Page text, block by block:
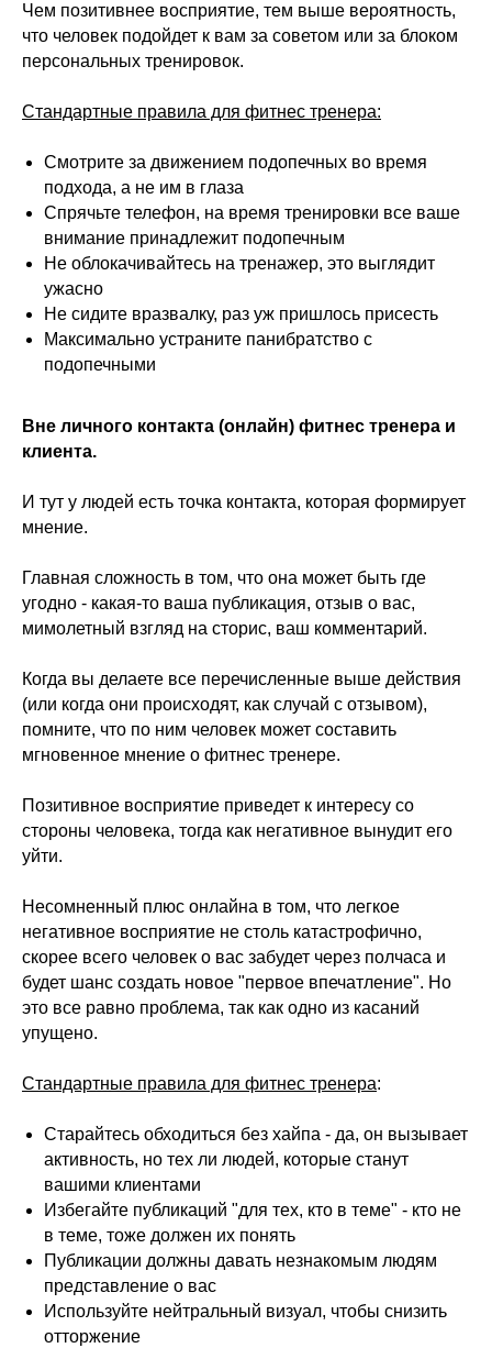
Чем позитивнее восприятие, тем выше вероятность,
что человек подойдет к вам за советом или за блоком
персональных тренировок.
Стандартные правила для фитнес тренера:
Смотрите за движением подопечных во время
подхода, а не им в глаза
Спрячьте телефон, на время тренировки все ваше
внимание принадлежит подопечным
Не облокачивайтесь на тренажер, это выглядит
ужасно
Не сидите вразвалку, раз уж пришлось присесть
Максимально устраните панибратство с
подопечными
Вне личного контакта (онлайн) фитнес тренера и
клиента.
И тут у людей есть точка контакта, которая формирует
мнение.
Главная сложность в том, что она может быть где
угодно - какая-то ваша публикация, отзыв о вас,
мимолетный взгляд на сторис, ваш комментарий.
Когда вы делаете все перечисленные выше действия
(или когда они происходят, как случай с отзывом),
помните, что по ним человек может составить
мгновенное мнение о фитнес тренере.
Позитивное восприятие приведет к интересу со
стороны человека, тогда как негативное вынудит его
уйти.
Несомненный плюс онлайна в том, что легкое
негативное восприятие не столь катастрофично,
скорее всего человек о вас забудет через полчаса и
будет шанс создать новое "первое впечатление". Но
это все равно проблема, так как одно из касаний
упущено.
Стандартные правила для фитнес тренера:
Старайтесь обходиться без хайпа - да, он вызывает
активность, но тех ли людей, которые станут
вашими клиентами
Избегайте публикаций "для тех, кто в теме" - кто не
в теме, тоже должен их понять
Публикации должны давать незнакомым людям
представление о вас
Используйте нейтральный визуал, чтобы снизить
отторжение